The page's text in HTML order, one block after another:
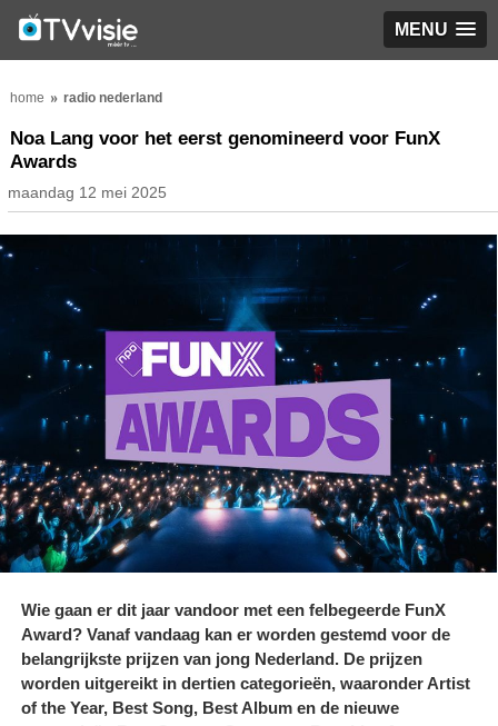
MENU
home radio nederland
Noa Lang voor het eerst genomineerd voor FunX
Awards
maandag 12 mei 2025
Wie gaan er dit jaar vandoor met een felbegeerde FunX
Award? Vanaf vandaag kan er worden gestemd voor de
belangrijkste prijzen van jong Nederland. De prijzen
worden uitgereikt in dertien categorieën, waaronder Artist
of the Year, Best Song, Best Album en de nieuwe